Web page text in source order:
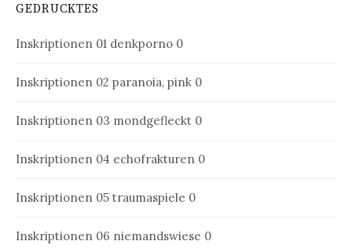
GEDRUCKTES
Inskriptionen 01 denkporno 0
Inskriptionen 02 paranoia, pink 0
Inskriptionen 03 mondgefleckt 0
Inskriptionen 04 echofrakturen 0
Inskriptionen 05 traumaspiele 0
Inskriptionen 06 niemandswiese 0